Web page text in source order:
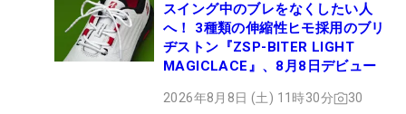
スイング中のブレをなくしたい人
へ！ 3種類の伸縮性ヒモ採用のブリ
ヂストン『ZSP-BITER LIGHT
MAGICLACE』、8月8日デビュー
2026年8月8日 (土) 11時30分 30